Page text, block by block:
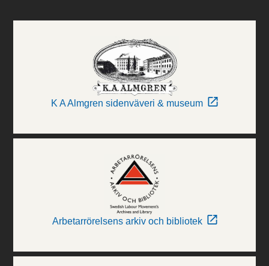
K A Almgren sidenväveri & museum
Arbetarrörelsens arkiv och bibliotek